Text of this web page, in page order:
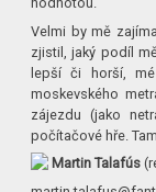
Velmi by mě
zjistil, jaký podíl
lepší či horší,
moskevského
zájezdu (jako
počítačové hře.
Martin Talafús